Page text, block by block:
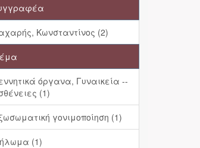
Κωνσταντίνος (2)
όργανα, Γυναικεία --
(1)
γονιμοποίηση (1)
(1)